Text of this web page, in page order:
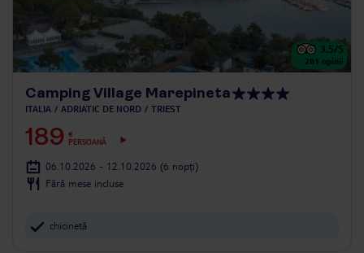
3.5/5
281 opinii
Camping Village Marepineta
ITALIA ADRIATIC DE NORD TRIEST
189 €
PERSOANĂ
06.10.2026 - 12.10.2026 (6 nopți)
Fără mese incluse
chicinetă